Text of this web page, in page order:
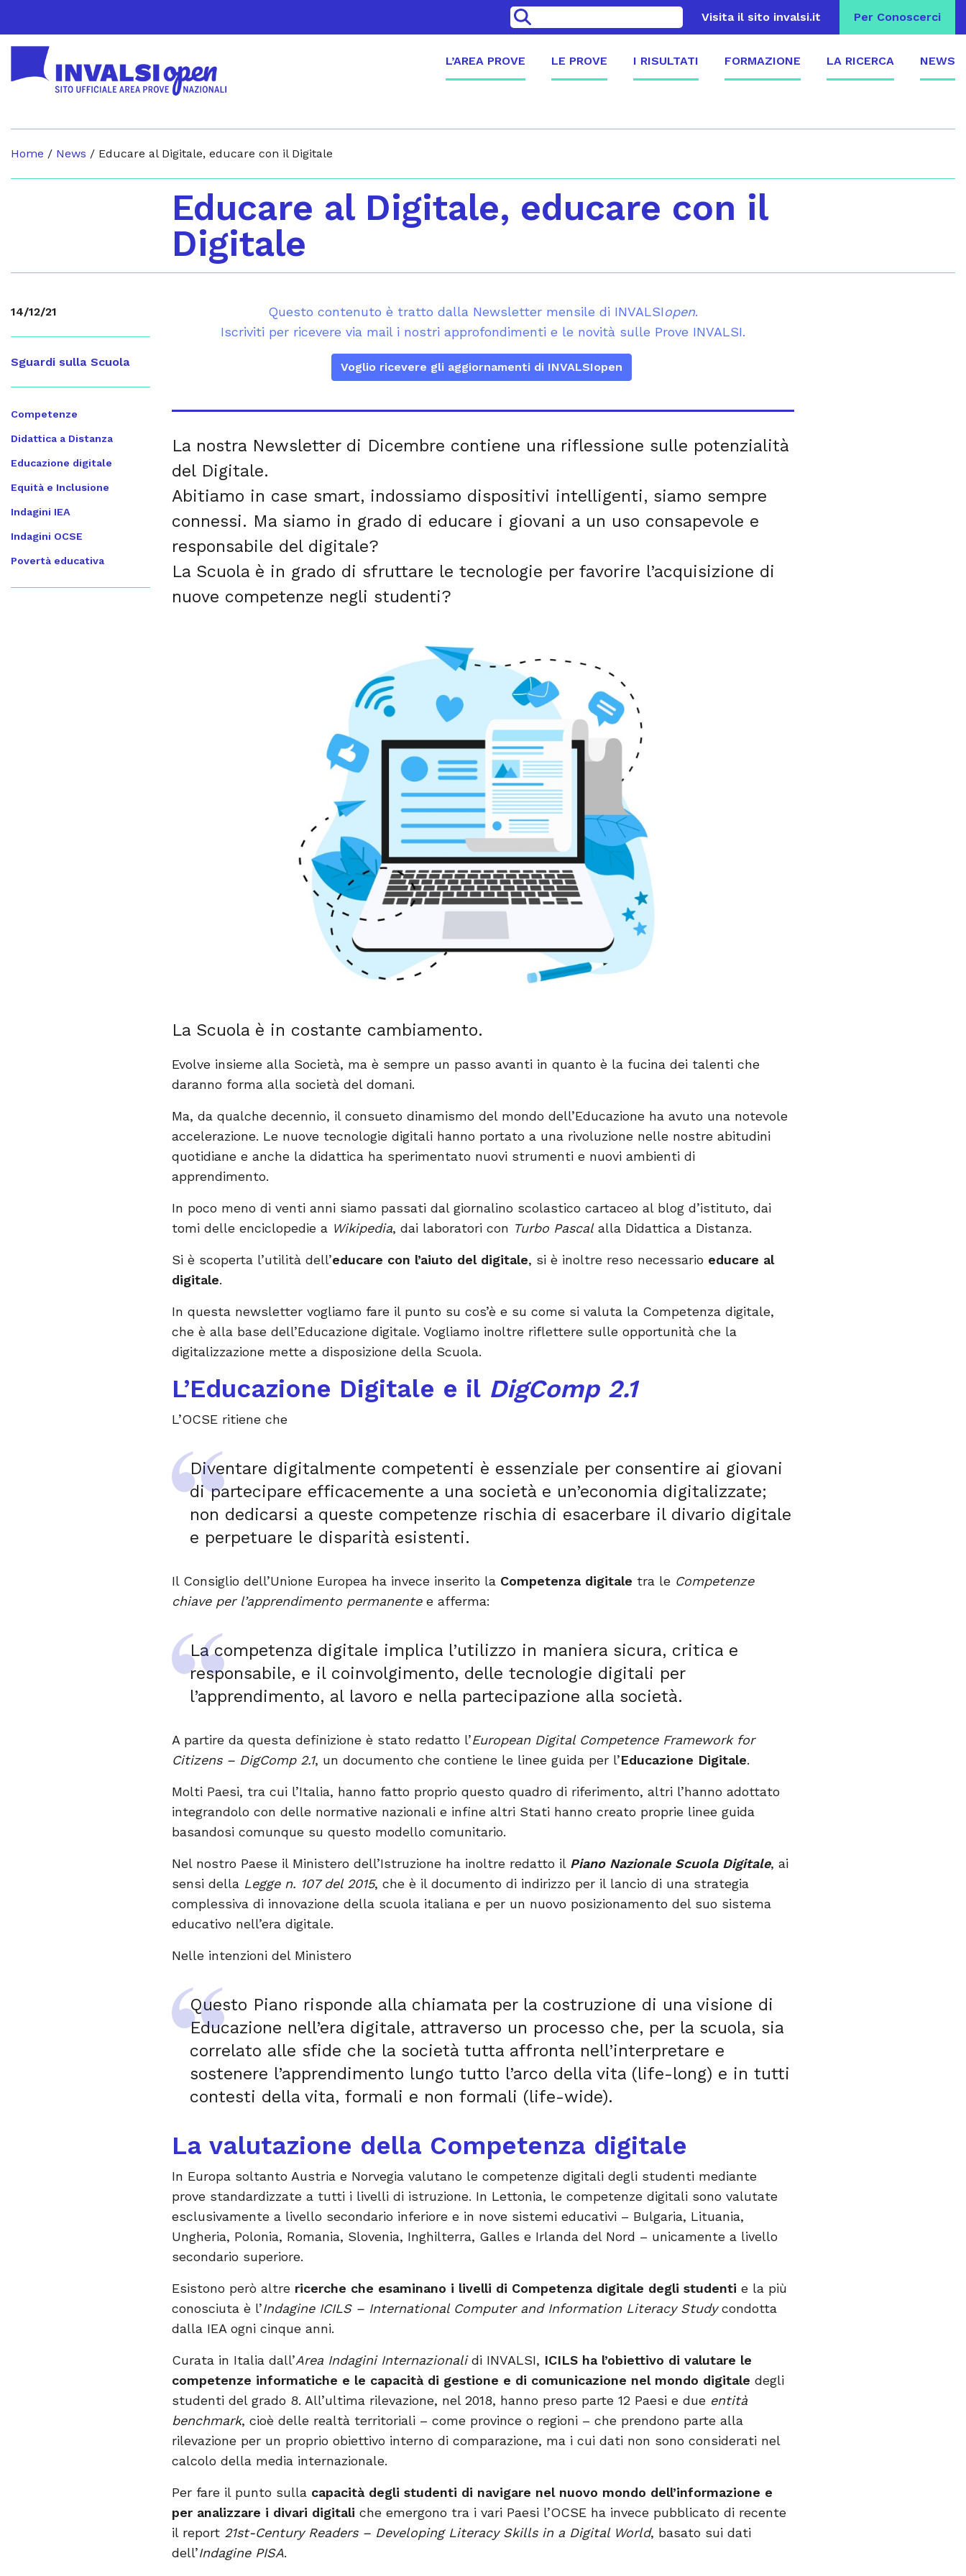
> Visita il sito invalsi.it Per Conoscerci
L’AREA PROVE LE PROVE I RISULTATI FORMAZIONE LA RICERCA NEWS
Home / News / Educare al Digitale, educare con il Digitale
Educare al Digitale, educare con il
Digitale
14/12/21
Sguardi sulla Scuola
Competenze
Didattica a Distanza
Educazione digitale
Equità e Inclusione
Indagini IEA
Indagini OCSE
Povertà educativa
Questo contenuto è tratto dalla Newsletter mensile di INVALSIopen.
Iscriviti per ricevere via mail i nostri approfondimenti e le novità sulle Prove INVALSI.
Voglio ricevere gli aggiornamenti di INVALSIopen
La nostra Newsletter di Dicembre contiene una riflessione sulle potenzialità
del Digitale.
Abitiamo in case smart, indossiamo dispositivi intelligenti, siamo sempre
connessi. Ma siamo in grado di educare i giovani a un uso consapevole e
responsabile del digitale?
La Scuola è in grado di sfruttare le tecnologie per favorire l’acquisizione di
nuove competenze negli studenti?
La Scuola è in costante cambiamento.
Evolve insieme alla Società, ma è sempre un passo avanti in quanto è la fucina dei talenti che
daranno forma alla società del domani.
Ma, da qualche decennio, il consueto dinamismo del mondo dell’Educazione ha avuto una notevole
accelerazione. Le nuove tecnologie digitali hanno portato a una rivoluzione nelle nostre abitudini
quotidiane e anche la didattica ha sperimentato nuovi strumenti e nuovi ambienti di
apprendimento.
In poco meno di venti anni siamo passati dal giornalino scolastico cartaceo al blog d’istituto, dai
tomi delle enciclopedie a Wikipedia, dai laboratori con Turbo Pascalalla Didattica a Distanza.
Si è scoperta l’utilità dell’educare con l’aiuto del digitale, si è inoltre reso necessario educare al
digitale.
In questa newsletter vogliamo fare il punto su cos’è e su come si valuta la Competenza digitale,
che è alla base dell’Educazione digitale. Vogliamo inoltre riflettere sulle opportunità che la
digitalizzazione mette a disposizione della Scuola.
L’Educazione Digitale e il DigComp 2.1
L’OCSE ritiene che
Diventare digitalmente competenti è essenziale per consentire ai giovani
di partecipare efficacemente a una società e un’economia digitalizzate;
non dedicarsi a queste competenze rischia di esacerbare il divario digitale
e perpetuare le disparità esistenti.
Il Consiglio dell’Unione Europea ha invece inserito la Competenza digitale tra le Competenze
chiave per l’apprendimento permanentee afferma:
La competenza digitale implica l’utilizzo in maniera sicura, critica e
responsabile, e il coinvolgimento, delle tecnologie digitali per
l’apprendimento, al lavoro e nella partecipazione alla società.
A partire da questa definizione è stato redatto l’European Digital Competence Framework for
Citizens – DigComp 2.1, un documento che contiene le linee guida per l’Educazione Digitale.
Molti Paesi, tra cui l’Italia, hanno fatto proprio questo quadro di riferimento, altri l’hanno adottato
integrandolo con delle normative nazionali e infine altri Stati hanno creato proprie linee guida
basandosi comunque su questo modello comunitario.
Nel nostro Paese il Ministero dell’Istruzione ha inoltre redatto il Piano Nazionale Scuola Digitale, ai
sensi della Legge n. 107 del 2015, che è il documento di indirizzo per il lancio di una strategia
complessiva di innovazione della scuola italiana e per un nuovo posizionamento del suo sistema
educativo nell’era digitale.
Nelle intenzioni del Ministero
Questo Piano risponde alla chiamata per la costruzione di una visione di
Educazione nell’era digitale, attraverso un processo che, per la scuola, sia
correlato alle sfide che la società tutta affronta nell’interpretare e
sostenere l’apprendimento lungo tutto l’arco della vita (life-long) e in tutti
contesti della vita, formali e non formali (life-wide).
La valutazione della Competenza digitale
In Europa soltanto Austria e Norvegia valutano le competenze digitali degli studenti mediante
prove standardizzate a tutti i livelli di istruzione. In Lettonia, le competenze digitali sono valutate
esclusivamente a livello secondario inferiore e in nove sistemi educativi – Bulgaria, Lituania,
Ungheria, Polonia, Romania, Slovenia, Inghilterra, Galles e Irlanda del Nord – unicamente a livello
secondario superiore.
Esistono però altre ricerche che esaminano i livelli di Competenza digitale degli studenti e la più
conosciuta è l’Indagine ICILS – International Computer and Information Literacy Studycondotta
dalla IEA ogni cinque anni.
Curata in Italia dall’Area Indagini Internazionalidi INVALSI, ICILS ha l’obiettivo di valutare le
competenze informatiche e le capacità di gestione e di comunicazione nel mondo digitale degli
studenti del grado 8. All’ultima rilevazione, nel 2018, hanno preso parte 12 Paesi e due entità
benchmark, cioè delle realtà territoriali – come province o regioni – che prendono parte alla
rilevazione per un proprio obiettivo interno di comparazione, ma i cui dati non sono considerati nel
calcolo della media internazionale.
Per fare il punto sulla capacità degli studenti di navigare nel nuovo mondo dell’informazione e
per analizzare i divari digitali che emergono tra i vari Paesi l’OCSE ha invece pubblicato di recente
il report 21st-Century Readers – Developing Literacy Skills in a Digital World, basato sui dati
dell’Indagine PISA.